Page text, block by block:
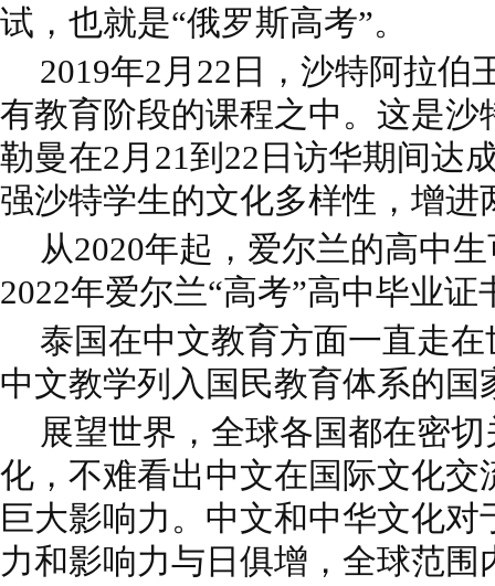
试，也就是“俄罗斯高考”。
2019年2月22日，沙特阿拉伯
有教育阶段的课程之中。这是沙
勒曼在2月21到22日访华期间达
强沙特学生的文化多样性，增进
从2020年起，爱尔兰的高中
2022年爱尔兰“高考”高中毕业
泰国在中文教育方面一直走
中文教学列入国民教育体系的国
展望世界，全球各国都在密
化，不难看出中文在国际文化交
巨大影响力。中文和中华文化
力和影响力与日俱增，全球范围